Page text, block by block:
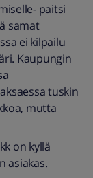
paitsi
samat
ei kilpailu
Kaupungin
tuskin
mutta
on kyllä
asiakas.